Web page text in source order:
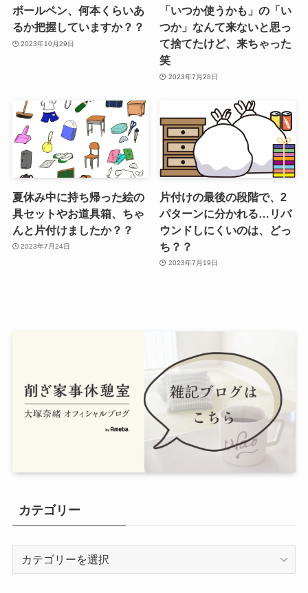
ボールペン、何本くらいあ
るか把握していますか？？
2023年10月29日
「いつか使うかも」の「い
つか」なんて来ないと思っ
て捨てたけど、来ちゃった
笑
2023年7月28日
夏休み中に持ち帰った絵の
具セットやお道具箱、ちゃ
んと片付けましたか？？
2023年7月24日
片付けの最後の段階で、2
パターンに分かれる…リバ
ウンドしにくいのは、どっ
ち？？
2023年7月19日
カテゴリー